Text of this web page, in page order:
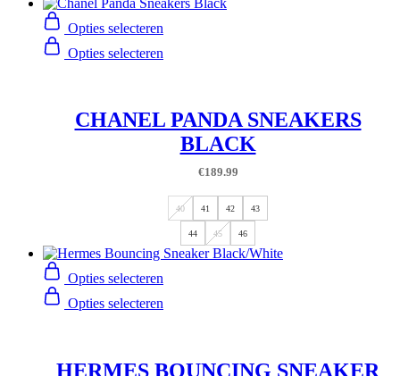
Opties selecteren
Opties selecteren
CHANEL PANDA SNEAKERS
BLACK
€189.99
40 41 42 43
44 45 46
Opties selecteren
Opties selecteren
HERMES BOUNCING SNEAKER